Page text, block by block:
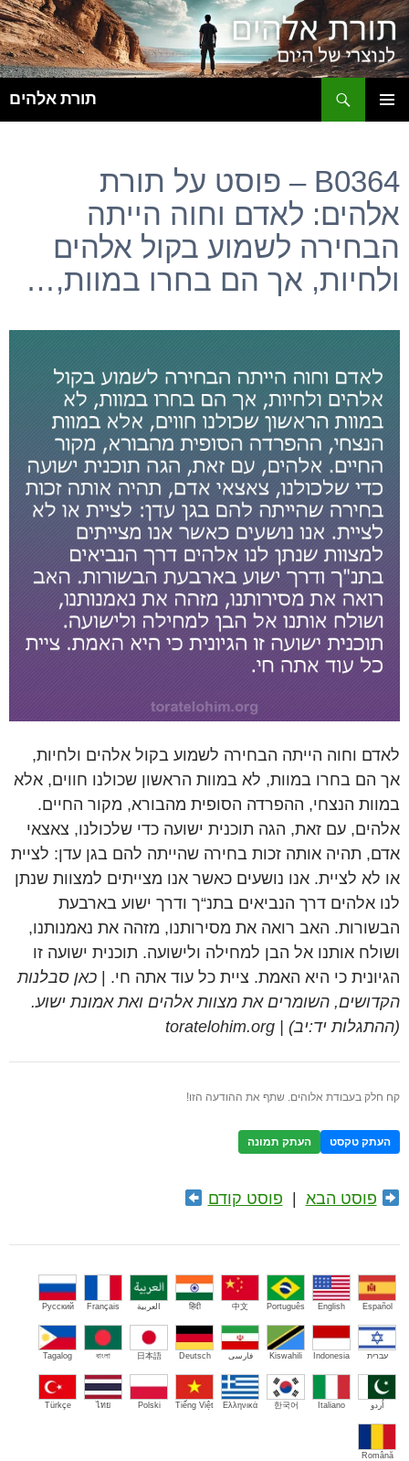
תורת אלהים
B0364 – פוסט על תורת
אלהים: לאדם וחוה הייתה
הבחירה לשמוע בקול אלהים
ולחיות, אך הם בחרו במוות,…
לאדם וחוה הייתה הבחירה לשמוע בקול אלהים ולחיות,
אך הם בחרו במוות, לא במוות הראשון שכולנו חווים, אלא
במוות הנצחי, ההפרדה הסופית מהבורא, מקור החיים.
אלהים, עם זאת, הגה תוכנית ישועה כדי שלכולנו, צאצאי
אדם, תהיה אותה זכות בחירה שהייתה להם בגן עדן: לציית
או לא לציית. אנו נושעים כאשר אנו מצייתים למצוות שנתן
לנו אלהים דרך הנביאים בתנ“ך ודרך ישוע בארבעת
הבשורות. האב רואה את מסירותנו, מזהה את נאמנותנו,
ושולח אותנו אל הבן למחילה ולישועה. תוכנית ישועה זו
הגיונית כי היא האמת. ציית כל עוד אתה חי. | כאן סבלנות
הקדושים, השומרים את מצוות אלהים ואת אמונת ישוע.
(ההתגלות יד:יב) | toratelohim.org
קח חלק בעבודת אלוהים. שתף את ההודעה הזו!
העתק טקסט העתק תמונה
פוסט הבא פוסט קודם
Español
English
Português
中文
हिंदी العربية Français
Русский
עברית Indonesia
Kiswahili فارسی Deutsch
日本語
বাংলা
Tagalog
اُردو Italiano
한국어
Ελληνικά
Tiếng Việt
Polski
ไทย
Türkçe
Română